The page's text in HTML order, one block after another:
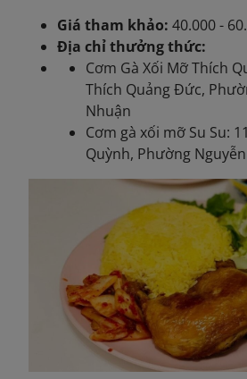
Giá tham khảo: 40.000 -
Địa chỉ thưởng thức:
Cơm Gà Xối Mỡ Thích
Thích Quảng Đức,
Nhuận
Cơm gà xối mỡ Su Su:
Quỳnh, Phường